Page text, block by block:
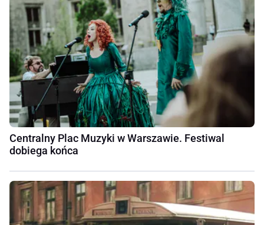
Centralny Plac Muzyki w Warszawie. Festiwal
dobiega końca